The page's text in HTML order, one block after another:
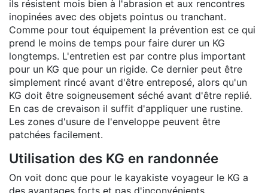
ils résistent mois bien à l'abrasion et aux rencontres
inopinées avec des objets pointus ou tranchant.
Comme pour tout équipement la prévention est ce qui
prend le moins de temps pour faire durer un KG
longtemps. L'entretien est par contre plus important
pour un KG que pour un rigide. Ce dernier peut être
simplement rincé avant d'être entreposé, alors qu'un
KG doit être soigneusement séché avant d'être replié.
En cas de crevaison il suffit d'appliquer une rustine.
Les zones d'usure de l'enveloppe peuvent être
patchées facilement.
Utilisation des KG en randonnée
On voit donc que pour le kayakiste voyageur le KG a
des avantages forts et pas d'inconvénients